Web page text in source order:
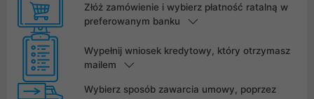
Złóż zamówienie i wybierz płatność ratalną w
preferowanym banku
Wypełnij wniosek kredytowy, który otrzymasz
mailem
Wybierz sposób zawarcia umowy, poprzez